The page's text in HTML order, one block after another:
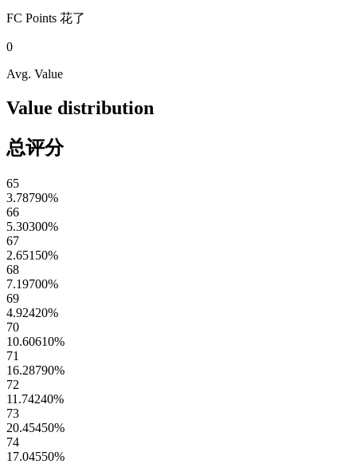
FC Points 花了
0
Avg. Value
Value distribution
总评分
65
3.78790%
66
5.30300%
67
2.65150%
68
7.19700%
69
4.92420%
70
10.60610%
71
16.28790%
72
11.74240%
73
20.45450%
74
17.04550%